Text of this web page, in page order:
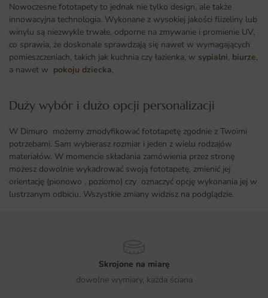
Nowoczesne fototapety to jednak nie tylko design, ale także
innowacyjna technologia. Wykonane z wysokiej jakości flizeliny lub
winylu są niezwykle trwałe, odporne na zmywanie i promienie UV,
co sprawia, że doskonale sprawdzają się nawet w wymagających
pomieszczeniach, takich jak kuchnia czy łazienka, w sypialni, biurze,
a nawet w pokoju dziecka,
Duży wybór i dużo opcji personalizacji ​
W Dimuro możemy zmodyfikować fototapetę zgodnie z Twoimi
potrzebami. Sam wybierasz rozmiar i jeden z wielu rodzajów
materiałów. W momencie składania zamówienia przez stronę
możesz dowolnie wykadrować swoją fototapetę, zmienić jej
orientację (pionowo , poziomo) czy oznaczyć opcję wykonania jej w
lustrzanym odbiciu. Wszystkie zmiany widzisz na podglądzie.
Skrojone na miarę
dowolne wymiary, każda ściana